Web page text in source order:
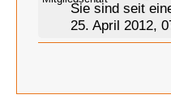
Sie sind seit
25. April 2012,